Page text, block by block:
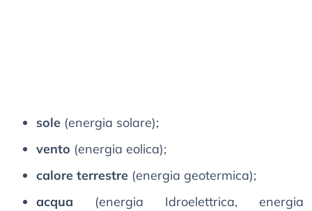
sole (energia solare);
vento (energia eolica);
calore terrestre (energia geotermica);
acqua (energia Idroelettrica, energia